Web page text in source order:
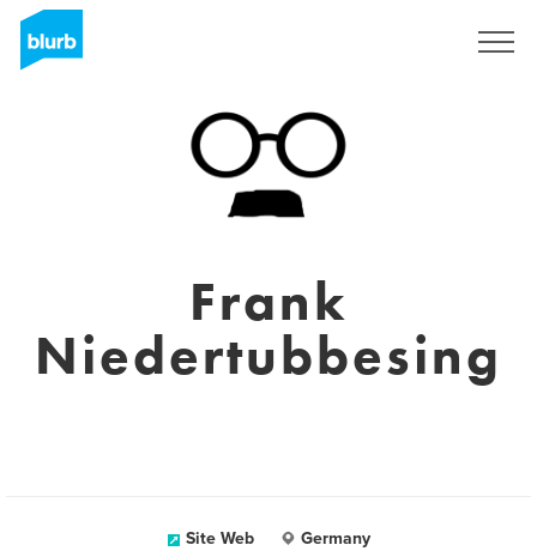
Frank
Niedertubbesing
Site Web Germany